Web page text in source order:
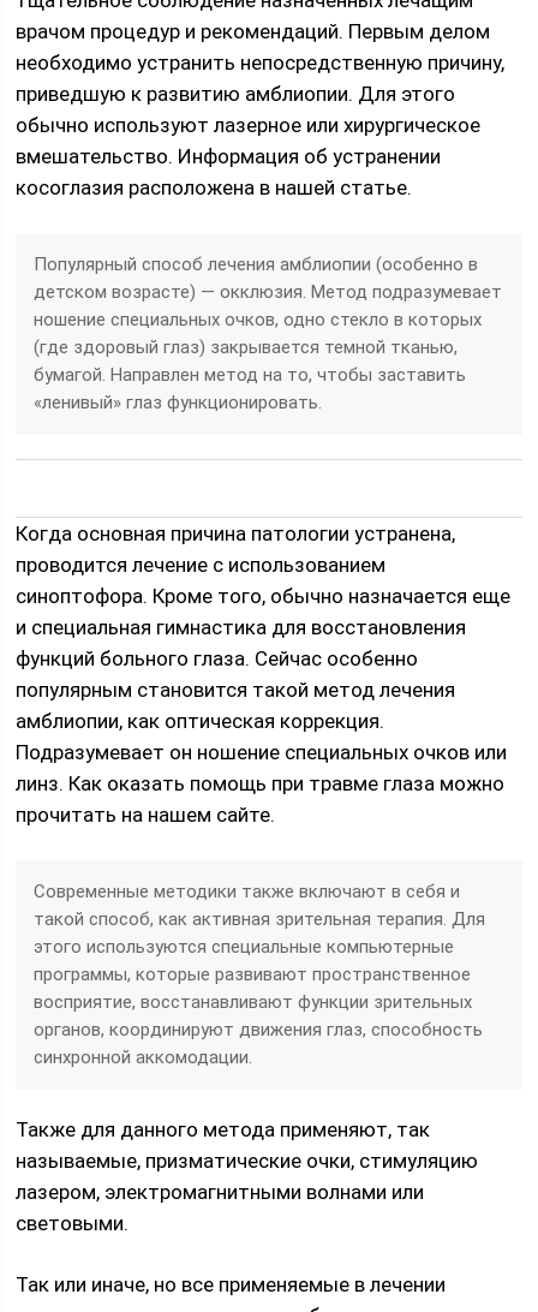
врачом процедур и рекомендаций. Первым делом
необходимо устранить непосредственную причину,
приведшую к развитию амблиопии. Для этого
обычно используют лазерное или хирургическое
вмешательство. Информация об устранении
косоглазия расположена в нашей статье.
Популярный способ лечения амблиопии (особенно в
детском возрасте) — окклюзия. Метод подразумевает
ношение специальных очков, одно стекло в которых
(где здоровый глаз) закрывается темной тканью,
бумагой. Направлен метод на то, чтобы заставить
«ленивый» глаз функционировать.
Когда основная причина патологии устранена,
проводится лечение с использованием
синоптофора. Кроме того, обычно назначается еще
и специальная гимнастика для восстановления
функций больного глаза. Сейчас особенно
популярным становится такой метод лечения
амблиопии, как оптическая коррекция.
Подразумевает он ношение специальных очков или
линз. Как оказать помощь при травме глаза можно
прочитать на нашем сайте.
Современные методики также включают в себя и
такой способ, как активная зрительная терапия. Для
этого используются специальные компьютерные
программы, которые развивают пространственное
восприятие, восстанавливают функции зрительных
органов, координируют движения глаз, способность
синхронной аккомодации.
Также для данного метода применяют, так
называемые, призматические очки, стимуляцию
лазером, электромагнитными волнами или
световыми.
Так или иначе, но все применяемые в лечении